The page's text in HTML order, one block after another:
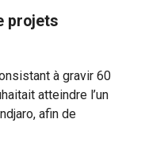
projets
à gravir 60
atteindre l’un
afin de